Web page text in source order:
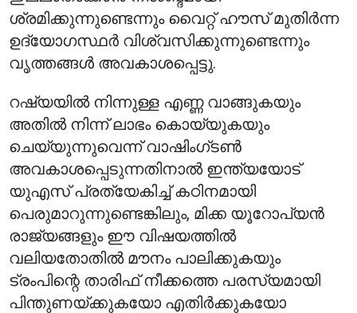
ശ്രമിക്കുന്നുണ്ടെന്നും വൈറ്റ് ഹൗസ് മുതിർന്ന
ഉദ്യോഗസ്ഥർ വിശ്വസിക്കുന്നുണ്ടെന്നും
വൃത്തങ്ങൾ അവകാശപ്പെട്ടു.
റഷ്യയിൽ നിന്നുള്ള എണ്ണ വാങ്ങുകയും
അതിൽ നിന്ന് ലാഭം കൊയ്യുകയും
ചെയ്യുന്നുവെന്ന് വാഷിംഗ്ടൺ
അവകാശപ്പെടുന്നതിനാൽ ഇന്ത്യയോട്
യുഎസ് പ്രത്യേകിച്ച് കഠിനമായി
പെരുമാറുന്നുണ്ടെങ്കിലും, മിക്ക യൂറോപ്യൻ
രാജ്യങ്ങളും ഈ വിഷയത്തിൽ
വലിയതോതിൽ മൗനം പാലിക്കുകയും
ട്രംപിന്റെ താരിഫ് നീക്കത്തെ പരസ്യമായി
പിന്തുണയ്ക്കുകയോ എതിർക്കുകയോ